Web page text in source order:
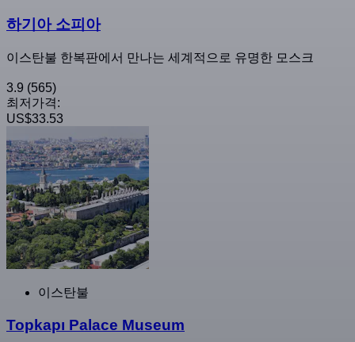
하기아 소피아
이스탄불 한복판에서 만나는 세계적으로 유명한 모스크
3.9 (565)
최저가격:
US$33.53
이스탄불
Topkapı Palace Museum